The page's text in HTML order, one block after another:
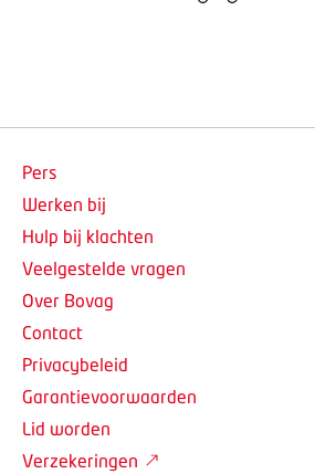
Pers
Werken bij
Hulp bij klachten
Veelgestelde vragen
Over Bovag
Contact
Privacybeleid
Garantievoorwaarden
Lid worden
Verzekeringen